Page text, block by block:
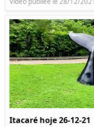
Itacaré hoje 26-12-21